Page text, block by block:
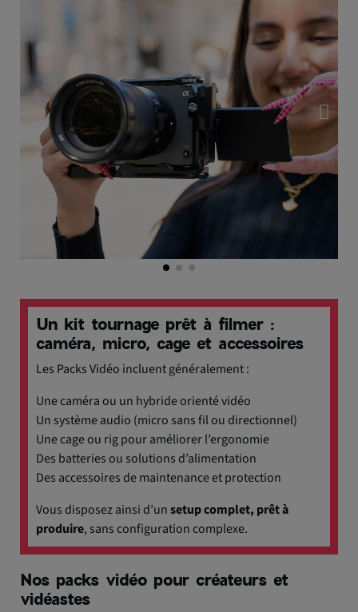
Un kit tournage prêt à filmer :
caméra, micro, cage et accessoires
Les Packs Vidéo incluent généralement :
Une caméra ou un hybride orienté vidéo
Un système audio (micro sans fil ou directionnel)
Une cage ou rig pour améliorer l’ergonomie
Des batteries ou solutions d’alimentation
Des accessoires de maintenance et protection
Vous disposez ainsi d’unsetup complet, prêt à
produire, sans configuration complexe.
Nos packs vidéo pour créateurs et
vidéastes